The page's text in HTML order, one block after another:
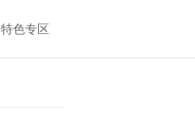
特色专区